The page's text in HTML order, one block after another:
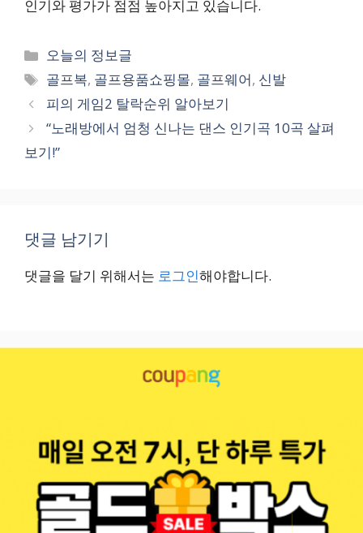
인기와 평가가 점점 높아지고 있습니다.
카
테
리
오늘의 정보글
태
그
골프복, 골프용품쇼핑몰, 골프웨어, 신발
피의 게임2 탈락순위 알아보기
“노래방에서 엄청 신나는 댄스 인기곡 10곡 살펴
보기!”
댓글 남기기
댓글을 달기 위해서는 로그인해야합니다.